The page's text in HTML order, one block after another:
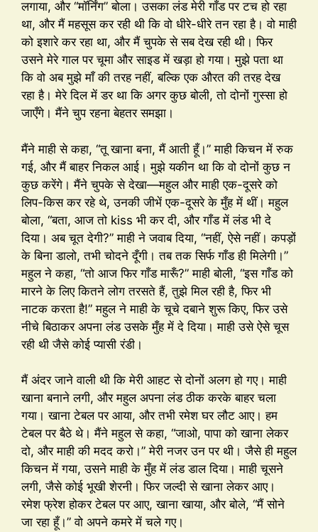
लगाया, और “मॉर्निंग” बोला। उसका लंड मेरी गाँड पर टच हो रहा
था, और मैं महसूस कर रही थी कि वो धीरे-धीरे तन रहा है। वो माही
को इशारे कर रहा था, और मैं चुपके से सब देख रही थी। फिर
उसने मेरे गाल पर चूमा और साइड में खड़ा हो गया। मुझे पता था
कि वो अब मुझे माँ की तरह नहीं, बल्कि एक औरत की तरह देख
रहा है। मेरे दिल में डर था कि अगर कुछ बोली, तो दोनों गुस्सा हो
जाएँगे। मैंने चुप रहना बेहतर समझा।
मैंने माही से कहा, “तू खाना बना, मैं आती हूँ।” माही किचन में रुक
गई, और मैं बाहर निकल आई। मुझे यकीन था कि वो दोनों कुछ न
कुछ करेंगे। मैंने चुपके से देखा—महुल और माही एक-दूसरे को
लिप-किस कर रहे थे, उनकी जीभें एक-दूसरे के मुँह में थीं। महुल
बोला, “बता, आज तो kiss भी कर दी, और गाँड में लंड भी दे
दिया। अब चूत देगी?” माही ने जवाब दिया, “नहीं, ऐसे नहीं। कपड़ों
के बिना डालो, तभी चोदने दूँगी। तब तक सिर्फ गाँड ही मिलेगी।”
महुल ने कहा, “तो आज फिर गाँड मारूँ?” माही बोली, “इस गाँड को
मारने के लिए कितने लोग तरसते हैं, तुझे मिल रही है, फिर भी
नाटक करता है!” महुल ने माही के चूचे दबाने शुरू किए, फिर उसे
नीचे बिठाकर अपना लंड उसके मुँह में दे दिया। माही उसे ऐसे चूस
रही थी जैसे कोई प्यासी रंडी।
मैं अंदर जाने वाली थी कि मेरी आहट से दोनों अलग हो गए। माही
खाना बनाने लगी, और महुल अपना लंड ठीक करके बाहर चला
गया। खाना टेबल पर आया, और तभी रमेश घर लौट आए। हम
टेबल पर बैठे थे। मैंने महुल से कहा, “जाओ, पापा को खाना लेकर
दो, और माही की मदद करो।” मेरी नजर उन पर थी। जैसे ही महुल
किचन में गया, उसने माही के मुँह में लंड डाल दिया। माही चूसने
लगी, जैसे कोई भूखी शेरनी। फिर जल्दी से खाना लेकर आए।
रमेश फ्रेश होकर टेबल पर आए, खाना खाया, और बोले, “मैं सोने
जा रहा हूँ।” वो अपने कमरे में चले गए।